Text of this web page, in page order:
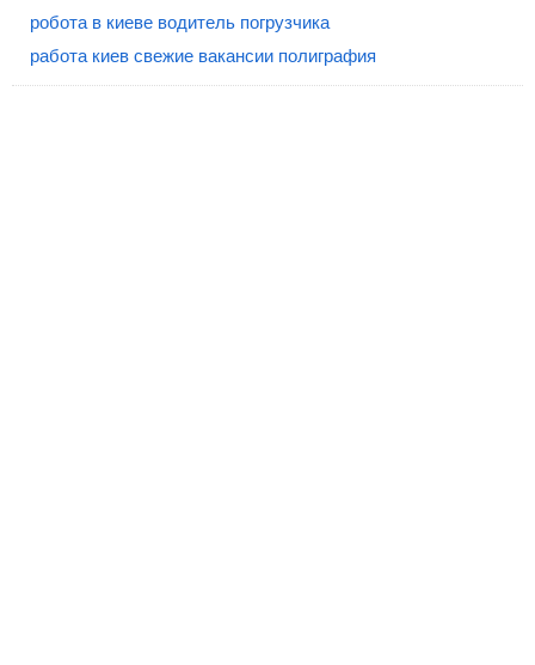
робота в киеве водитель погрузчика
работа киев свежие вакансии полиграфия